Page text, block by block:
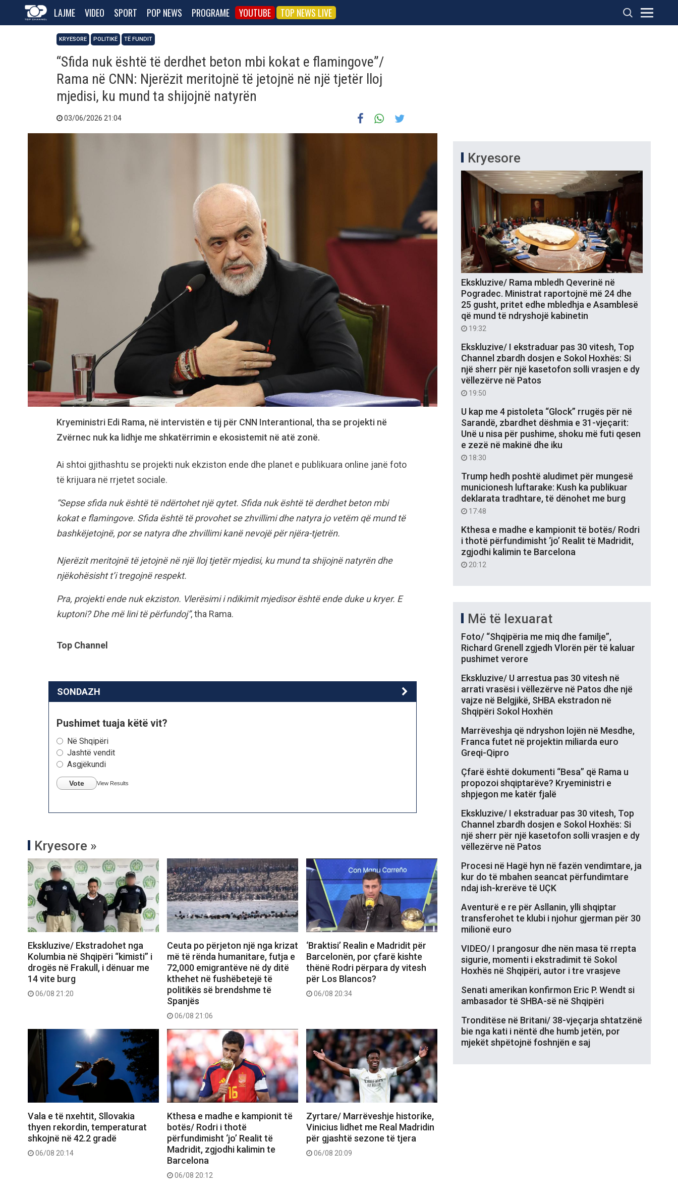
LAJME VIDEO SPORT POP NEWS PROGRAME YOUTUBE TOP NEWS LIVE
KRYESORE POLITIKË TË FUNDIT
“Sfida nuk është të derdhet beton mbi kokat e flamingove”/
Rama në CNN: Njerëzit meritojnë të jetojnë në një tjetër lloj
mjedisi, ku mund ta shijojnë natyrën
03/06/2026 21:04
Kryeministri Edi Rama, në intervistën e tij për CNN Interantional, tha se projekti në
Zvërnec nuk ka lidhje me shkatërrimin e ekosistemit në atë zonë.
Ai shtoi gjithashtu se projekti nuk ekziston ende dhe planet e publikuara online janë foto
të krijuara në rrjetet sociale.
“Sepse sfida nuk është të ndërtohet një qytet. Sfida nuk është të derdhet beton mbi
kokat e flamingove. Sfida është të provohet se zhvillimi dhe natyra jo vetëm që mund të
bashkëjetojnë, por se natyra dhe zhvillimi kanë nevojë për njëra-tjetrën.
Njerëzit meritojnë të jetojnë në një lloj tjetër mjedisi, ku mund ta shijojnë natyrën dhe
njëkohësisht t’i tregojnë respekt.
Pra, projekti ende nuk ekziston. Vlerësimi i ndikimit mjedisor është ende duke u kryer. E
kuptoni? Dhe më lini të përfundoj”, tha Rama.
Top Channel
SONDAZH
Pushimet tuaja këtë vit?
Në Shqipëri
Jashtë vendit
Asgjëkundi
Vote View Results
Kryesore »
Ekskluzive/ Ekstradohet nga
Kolumbia në Shqipëri “kimisti” i
drogës në Frakull, i dënuar me
14 vite burg
06/08 21:20
Ceuta po përjeton një nga krizat
më të rënda humanitare, futja e
72,000 emigrantëve në dy ditë
kthehet në fushëbetejë të
politikës së brendshme të
Spanjës
06/08 21:06
‘Braktisi’ Realin e Madridit për
Barcelonën, por çfarë kishte
thënë Rodri përpara dy vitesh
për Los Blancos?
06/08 20:34
Vala e të nxehtit, Sllovakia
thyen rekordin, temperaturat
shkojnë në 42.2 gradë
06/08 20:14
Kthesa e madhe e kampionit të
botës/ Rodri i thotë
përfundimisht ‘jo’ Realit të
Madridit, zgjodhi kalimin te
Barcelona
06/08 20:12
Zyrtare/ Marrëveshje historike,
Vinicius lidhet me Real Madridin
për gjashtë sezone të tjera
06/08 20:09
Kryesore
Ekskluzive/ Rama mbledh Qeverinë në
Pogradec. Ministrat raportojnë më 24 dhe
25 gusht, pritet edhe mbledhja e Asamblesë
që mund të ndryshojë kabinetin
19:32
Ekskluzive/ I ekstraduar pas 30 vitesh, Top
Channel zbardh dosjen e Sokol Hoxhës: Si
një sherr për një kasetofon solli vrasjen e dy
vëllezërve në Patos
19:50
U kap me 4 pistoleta “Glock” rrugës për në
Sarandë, zbardhet dëshmia e 31-vjeçarit:
Unë u nisa për pushime, shoku më futi qesen
e zezë në makinë dhe iku
18:30
Trump hedh poshtë aludimet për mungesë
municionesh luftarake: Kush ka publikuar
deklarata tradhtare, të dënohet me burg
17:48
Kthesa e madhe e kampionit të botës/ Rodri
i thotë përfundimisht ‘jo’ Realit të Madridit,
zgjodhi kalimin te Barcelona
20:12
Më të lexuarat
Foto/ “Shqipëria me miq dhe familje”,
Richard Grenell zgjedh Vlorën për të kaluar
pushimet verore
Ekskluzive/ U arrestua pas 30 vitesh në
arrati vrasësi i vëllezërve në Patos dhe një
vajze në Belgjikë, SHBA ekstradon në
Shqipëri Sokol Hoxhën
Marrëveshja që ndryshon lojën në Mesdhe,
Franca futet në projektin miliarda euro
Greqi-Qipro
Çfarë është dokumenti “Besa” që Rama u
propozoi shqiptarëve? Kryeministri e
shpjegon me katër fjalë
Ekskluzive/ I ekstraduar pas 30 vitesh, Top
Channel zbardh dosjen e Sokol Hoxhës: Si
një sherr për një kasetofon solli vrasjen e dy
vëllezërve në Patos
Procesi në Hagë hyn në fazën vendimtare, ja
kur do të mbahen seancat përfundimtare
ndaj ish-krerëve të UÇK
Aventurë e re për Asllanin, ylli shqiptar
transferohet te klubi i njohur gjerman për 30
milionë euro
VIDEO/ I prangosur dhe nën masa të rrepta
sigurie, momenti i ekstradimit të Sokol
Hoxhës në Shqipëri, autor i tre vrasjeve
Senati amerikan konfirmon Eric P. Wendt si
ambasador të SHBA-së në Shqipëri
Tronditëse në Britani/ 38-vjeçarja shtatzënë
bie nga kati i nëntë dhe humb jetën, por
mjekët shpëtojnë foshnjën e saj